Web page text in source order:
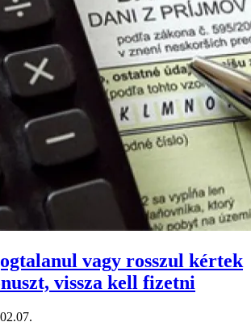
vagy rosszul kértek
vissza kell fizetni